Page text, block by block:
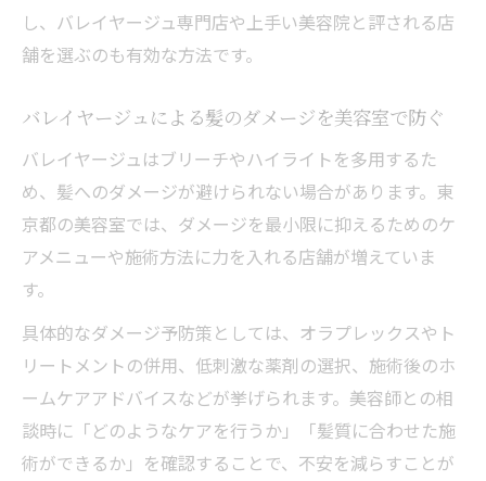
し、バレイヤージュ専門店や上手い美容院と評される店
舗を選ぶのも有効な方法です。
バレイヤージュによる髪のダメージを美容室で防ぐ
バレイヤージュはブリーチやハイライトを多用するた
め、髪へのダメージが避けられない場合があります。東
京都の美容室では、ダメージを最小限に抑えるためのケ
アメニューや施術方法に力を入れる店舗が増えていま
す。
具体的なダメージ予防策としては、オラプレックスやト
リートメントの併用、低刺激な薬剤の選択、施術後のホ
ームケアアドバイスなどが挙げられます。美容師との相
談時に「どのようなケアを行うか」「髪質に合わせた施
術ができるか」を確認することで、不安を減らすことが